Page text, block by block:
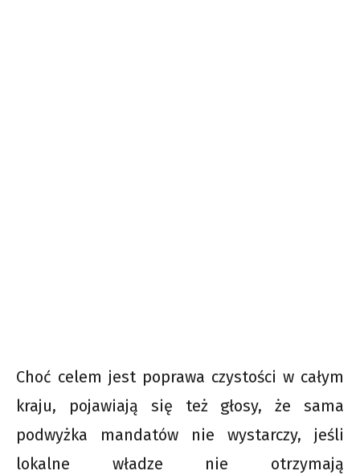
Choć celem jest poprawa czystości w całym
kraju, pojawiają się też głosy, że sama
podwyżka mandatów nie wystarczy, jeśli
lokalne władze nie otrzymają